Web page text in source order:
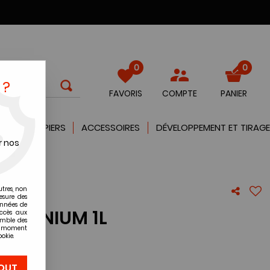
0
FAVORIS COMPTE
0
PANIER
PAPIERS ACCESSOIRES DÉVELOPPEMENT ET TIRAGE
1L
avis !
nos
non
des
de
aux
des
moment